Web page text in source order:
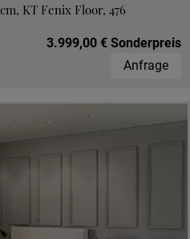
KT Fenix Floor, 476
3.999,00 € Sonderpreis
Anfrage